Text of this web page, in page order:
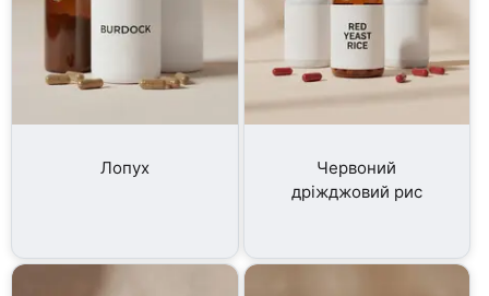
Лопух
Червоний
дріжджовий рис